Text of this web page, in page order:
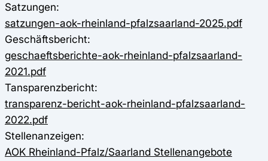
Satzungen:
satzungen-aok-rheinland-pfalzsaarland-2025.pdf
Geschäftsbericht:
geschaeftsberichte-aok-rheinland-pfalzsaarland-
2021.pdf
Tansparenzbericht:
transparenz-bericht-aok-rheinland-pfalzsaarland-
2022.pdf
Stellenanzeigen:
AOK Rheinland-Pfalz/Saarland Stellenangebote